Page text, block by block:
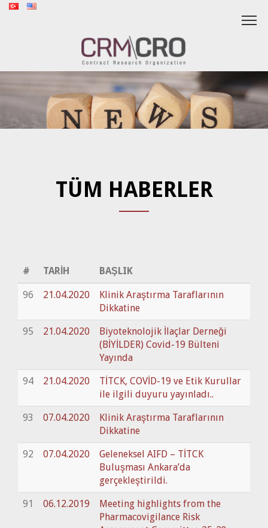
TÜM HABERLER
# TARİH BAŞLIK
96 21.04.2020
Klinik Araştırma Taraflarının
Dikkatine
95 21.04.2020
Biyoteknolojik İlaçlar Derneği
(BİYİLDER) Covid-19 Bülteni
Yayında
94 21.04.2020
TİTCK, COVİD-19 ve Etik Kurullar
ile ilgili duyuru yayınladı..
93 07.04.2020
Klinik Araştırma Taraflarının
Dikkatine
92 07.04.2020
Geleneksel AIFD – TİTCK
Buluşması Ankara’da
gerçekleştirildi.
91 06.12.2019
Meeting highlights from the
Pharmacovigilance Risk